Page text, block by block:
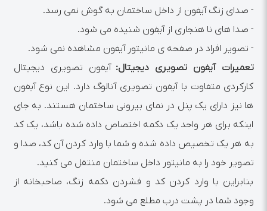
- صدای زنگ آیفون از داخل ساختمان به گوش نمی رسد.
- صدا های نا هنجاری از آیفون شنیده می شود.
- تصویر افراد در صفحه ی مانیتور آیفون مشاهده نمی شود.
تعمیرات آیفون تصویری دیجیتال:آیفون تصویری دیجیتال
کارکردی متفاوت با آیفون تصویری آنالوگ دارد. این نوع آیفون
ها نیز دارای یک پنل در نمای بیرونی ساختمان هستند. به جای
اینکه برای هر واحد یک دکمه اختصاص داده شده باشد، یک کد
به هر یک تخصیص داده شده و شما با وارد کردن آن کد، صدا و
تصویر خود را به مانیتور داخل ساختمان منتقل می کنید.
بنابراین با وارد کردن کد و فشردن دکمه زنگ، صاحبخانه از
وجود شما در پشت درب مطلع می شود.